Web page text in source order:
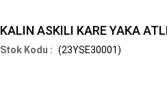
KALIN ASKILI KARE YAKA
(23YSE30001)